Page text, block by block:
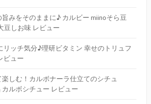
みをそのままに♪ カルビー miinoそら豆
豆しお味 レビュー
リッチ気分♪理研ビタミン 幸せのトリュフ
ビュー
しむ！カルボナーラ仕立てのシチュ
ルボシチュー レビュー